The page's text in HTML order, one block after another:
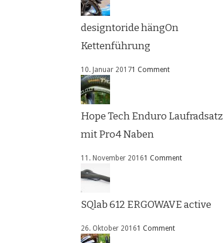
designtoride hängOn
Kettenführung
10. Januar 20171 Comment
Hope Tech Enduro Laufradsatz
mit Pro4 Naben
11. November 20161 Comment
SQlab 612 ERGOWAVE active
26. Oktober 20161 Comment